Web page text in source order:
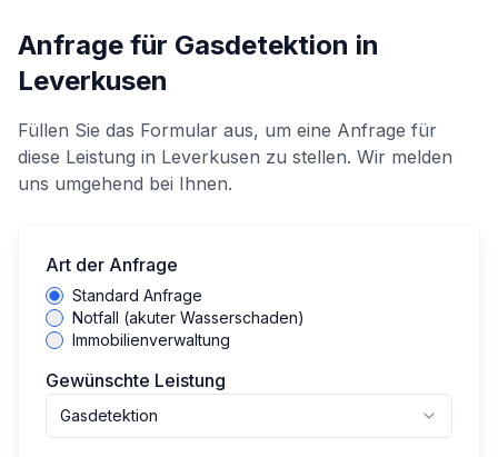
Anfrage für Gasdetektion in
Leverkusen
Füllen Sie das Formular aus, um eine Anfrage für
diese Leistung in Leverkusen zu stellen. Wir melden
uns umgehend bei Ihnen.
Art der Anfrage
Standard Anfrage
Notfall (akuter Wasserschaden)
Immobilienverwaltung
Gewünschte Leistung
Gasdetektion